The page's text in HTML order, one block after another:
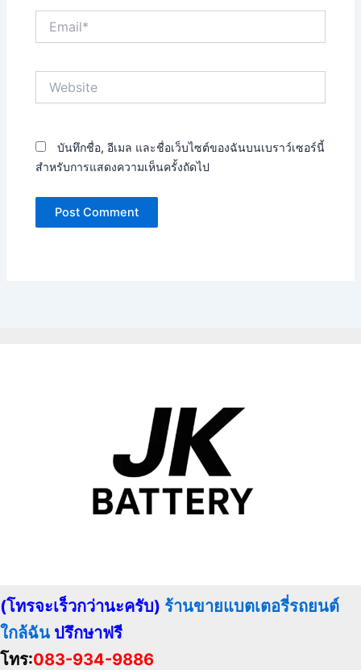
บันทึกชื่อ, อีเมล และชื่อเว็บไซต์ของฉันบนเบราว์เซอร์นี้
สำหรับการแสดงความเห็นครั้งถัดไป
(โทรจะเร็วกว่านะครับ) ร้านขายแบตเตอรี่รถยนต์
ใกล้ฉัน ปรึกษาฟรี
โทร:083-934-9886